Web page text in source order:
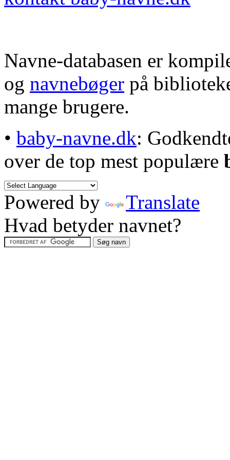
Navne-databasen er
og navnebøger på
mange brugere.
• baby-navne.dk:
over de top mest populære
Powered by
Translate
Hvad betyder navnet?